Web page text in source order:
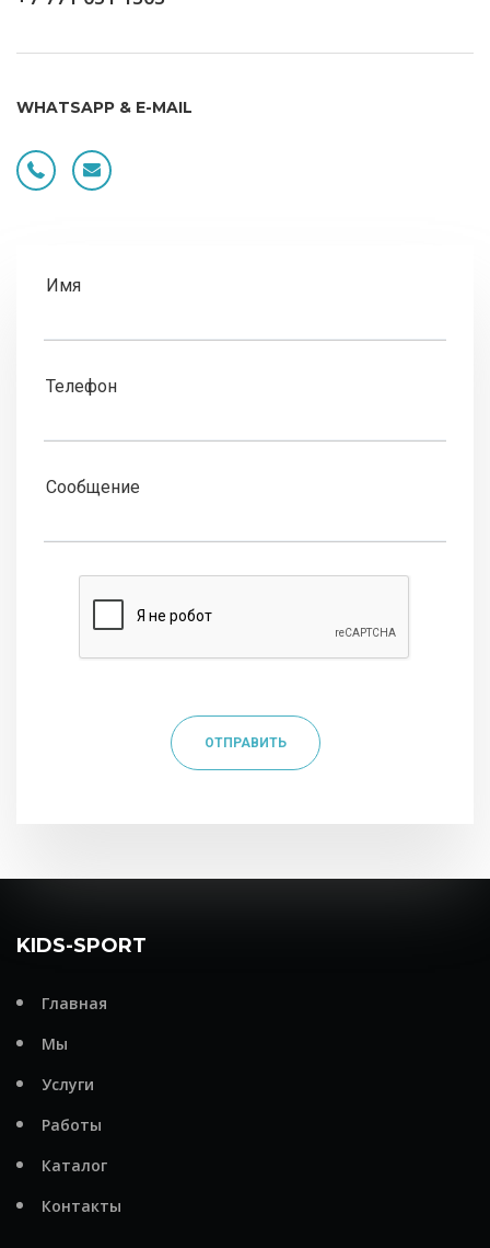
WHATSAPP & E-MAIL
ОТПРАВИТЬ
KIDS-SPORT
Главная
Мы
Услуги
Работы
Каталог
Контакты